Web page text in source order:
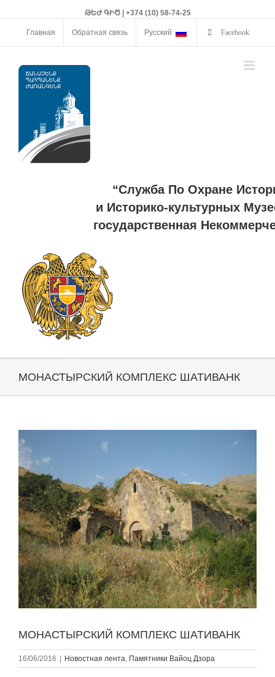
ԹԵԺ ԳԻԾ | +374 (10) 58-74-25
Главная Обратная связь Русский Facebook
“Служба По Охране
и Историко-культурных
государственная
МОНАСТЫРСКИЙ КОМПЛЕКС ШАТИВАНК
Larger
Image
МОНАСТЫРСКИЙ КОМПЛЕКС ШАТИВАНК
16/06/2016 Новостная лента, Памятники Вайоц Дзора